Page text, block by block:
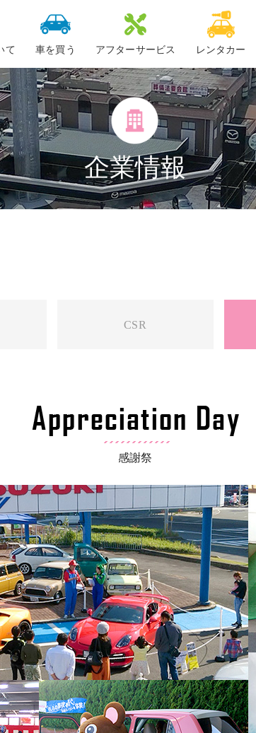
て
ついて
ん
車を買う
新車
中古車・未使用車
アフターサービス
車検
整備・修理
鈑金
ロードサービス
レンタカー
企業情報
CSR
感謝祭